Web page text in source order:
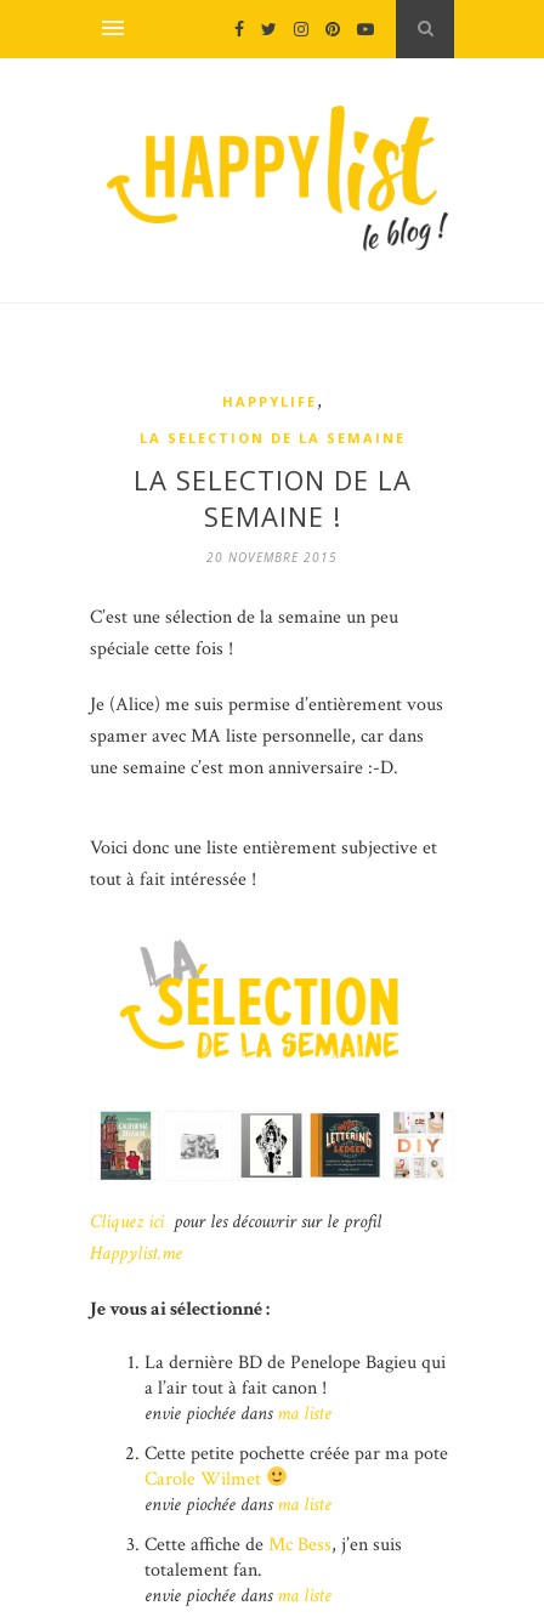
HAPPYLIFE ,
LA SELECTION DE LA SEMAINE
LA SELECTION DE LA
SEMAINE !
20 NOVEMBRE 2015
C’est une sélection de la semaine un peu
spéciale cette fois !
Je (Alice) me suis permise d’entièrement vous
spamer avec MA liste personnelle, car dans
une semaine c’est mon anniversaire :-D.
Voici donc une liste entièrement subjective et
tout à fait intéressée !
Cliquez ici pour les découvrir sur le profil
Happylist.me
Je vous ai sélectionné :
La dernière BD de Penelope Bagieu qui
a l’air tout à fait canon !
envie piochée dansma liste
Cette petite pochette créée par ma pote
Carole Wilmet
envie piochée dansma liste
Cette affiche deMc Bess, j’en suis
totalement fan.
envie piochée dansma liste